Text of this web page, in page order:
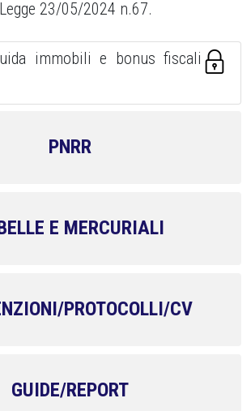
23/05/2024 n.67.
immobili e bonus fiscali
PNRR
E MERCURIALI
PROTOCOLLI/CV
GUIDE/REPORT